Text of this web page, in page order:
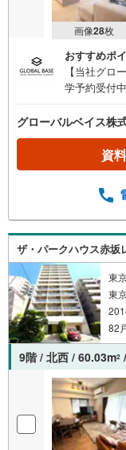
画像28枚
おすすめポ
【当社グ
学予約受付
梁を抑えた
優良住宅＞
ビス有 （
イラウンジ
～～～～～
ルベイス-リ
績！多くの
ウがござい
す！【営業
ボタンをタ
料）」ボタ
ムーズにご
い！
グローバルベイス株
資
ザ・パークハウス赤坂
東
東
82
9階 / 北西 / 60.03m2